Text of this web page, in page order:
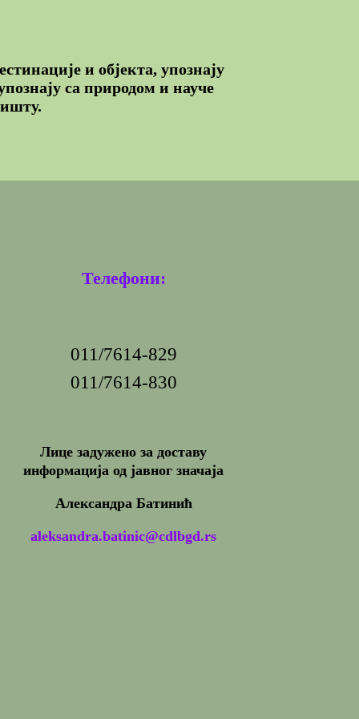
и објекта, упознају
са природом и науче
Телефони:
011/7614-829
011/7614-830
Лице задужено за доставу
информација од јавног значаја
Александра Батинић
aleksandra.batinic@cdlbgd.rs